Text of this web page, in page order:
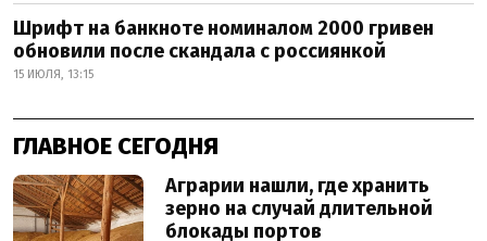
Шрифт на банкноте номиналом 2000 гривен
обновили после скандала с россиянкой
15 ИЮЛЯ, 13:15
ГЛАВНОЕ СЕГОДНЯ
Аграрии нашли, где хранить
зерно на случай длительной
блокады портов